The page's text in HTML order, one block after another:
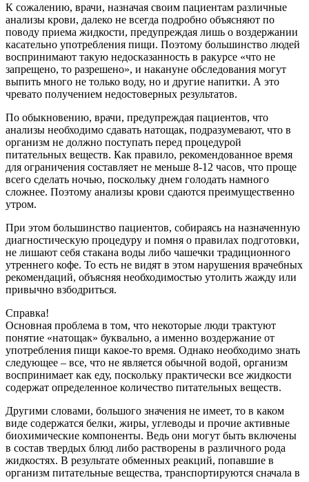
К сожалению, врачи, назначая своим пациентам различные
анализы крови, далеко не всегда подробно объясняют по
поводу приема жидкости, предупреждая лишь о воздержании
касательно употребления пищи. Поэтому большинство людей
воспринимают такую недосказанность в ракурсе «что не
запрещено, то разрешено», и накануне обследования могут
выпить много не только воду, но и другие напитки. А это
чревато получением недостоверных результатов.
По обыкновению, врачи, предупреждая пациентов, что
анализы необходимо сдавать натощак, подразумевают, что в
организм не должно поступать перед процедурой
питательных веществ. Как правило, рекомендованное время
для ограничения составляет не меньше 8-12 часов, что проще
всего сделать ночью, поскольку днем голодать намного
сложнее. Поэтому анализы крови сдаются преимущественно
утром.
При этом большинство пациентов, собираясь на назначенную
диагностическую процедуру и помня о правилах подготовки,
не лишают себя стакана воды либо чашечки традиционного
утреннего кофе. То есть не видят в этом нарушения врачебных
рекомендаций, объясняя необходимостью утолить жажду или
привычно взбодриться.
Справка!
Основная проблема в том, что некоторые люди трактуют
понятие «натощак» буквально, а именно воздержание от
употребления пищи какое-то время. Однако необходимо знать
следующее – все, что не является обычной водой, организм
воспринимает как еду, поскольку практически все жидкости
содержат определенное количество питательных веществ.
Другими словами, большого значения не имеет, то в каком
виде содержатся белки, жиры, углеводы и прочие активные
биохимические компоненты. Ведь они могут быть включены
в состав твердых блюд либо растворены в различного рода
жидкостях. В результате обменных реакций, попавшие в
организм питательные вещества, транспортируются сначала в